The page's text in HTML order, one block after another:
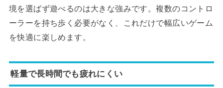
境を選ばず遊べるのは大きな強みです。複数のコントロ
ーラーを持ち歩く必要がなく、これだけで幅広いゲーム
を快適に楽しめます。
軽量で長時間でも疲れにくい